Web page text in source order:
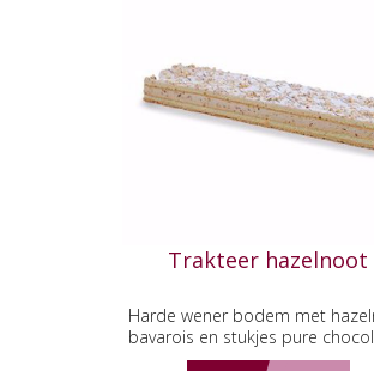
Trakteer hazelnoot
Harde wener bodem met
bavarois en stukjes pure